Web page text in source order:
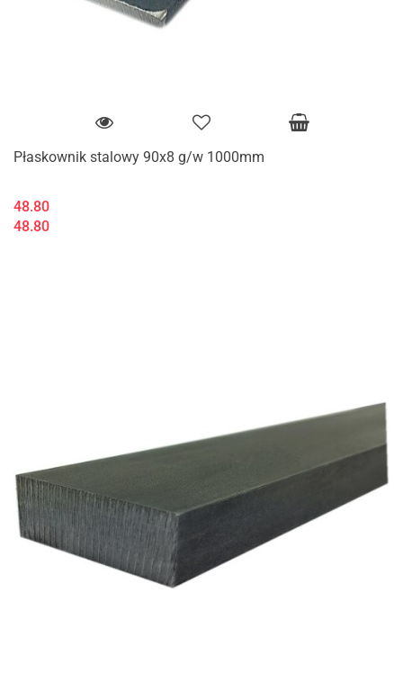
Płaskownik stalowy 90x8 g/w 1000mm
48.80
48.80